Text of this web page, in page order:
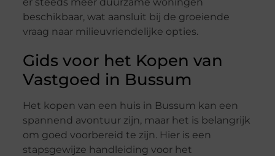
beschikbaar, wat aansluit bij de groeiende
vraag naar milieuvriendelijke opties.
Gids voor het Kopen van
Vastgoed in Bussum
Het kopen van een huis in Bussum kan een
spannend avontuur zijn, maar het is belangrijk
om goed voorbereid te zijn. Hier is een
stapsgewijze handleiding voor het